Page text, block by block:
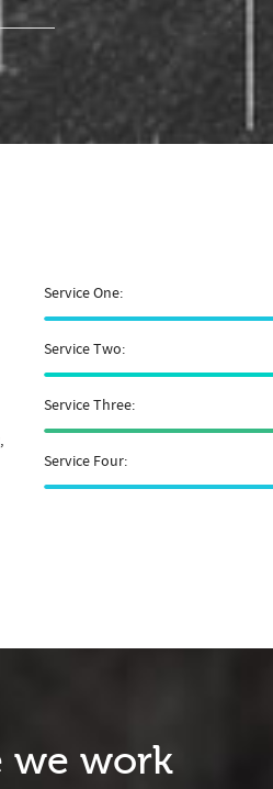
Service One:
Service Two:
Service Three:
Service Four:
we work